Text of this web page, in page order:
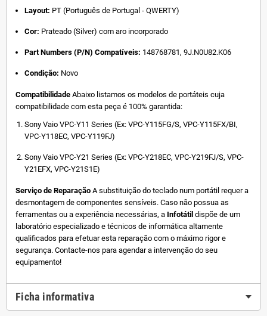
Layout: PT (Português de Portugal - QWERTY)
Cor: Prateado (Silver) com aro incorporado
Part Numbers (P/N) Compatíveis: 148768781, 9J.N0U82.K06
Condição: Novo
Compatibilidade Abaixo listamos os modelos de portáteis cuja
compatibilidade com esta peça é 100% garantida:
Sony Vaio VPC-Y11 Series (Ex: VPC-Y115FG/S, VPC-Y115FX/BI,
VPC-Y118EC, VPC-Y119FJ)
Sony Vaio VPC-Y21 Series (Ex: VPC-Y218EC, VPC-Y219FJ/S, VPC-
Y21EFX, VPC-Y21S1E)
Serviço de Reparação A substituição do teclado num portátil requer a
desmontagem de componentes sensíveis. Caso não possua as
ferramentas ou a experiência necessárias, a Infotátil dispõe de um
laboratório especializado e técnicos de informática altamente
qualificados para efetuar esta reparação com o máximo rigor e
segurança. Contacte-nos para agendar a intervenção do seu
equipamento!
Ficha informativa